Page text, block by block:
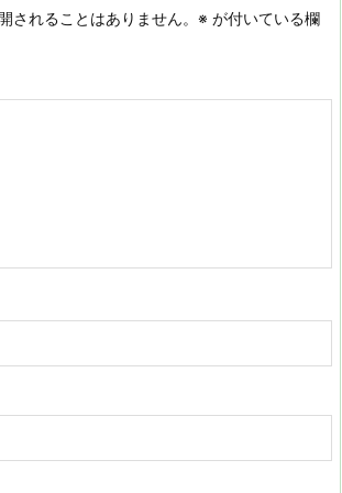
されることはありません。 ※ が付いている欄